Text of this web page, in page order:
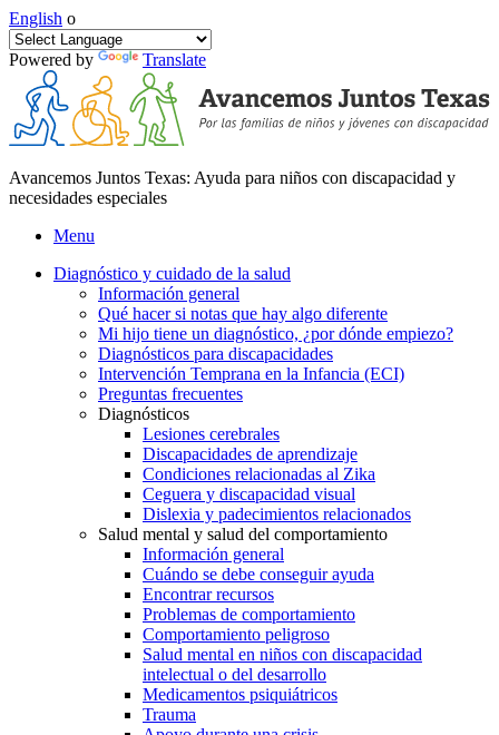
English o
Powered by Translate
Avancemos Juntos Texas: Ayuda para niños con discapacidad y
necesidades especiales
Menu
Diagnóstico y cuidado de la salud
Información general
Qué hacer si notas que hay algo diferente
Mi hijo tiene un diagnóstico, ¿por dónde empiezo?
Diagnósticos para discapacidades
Intervención Temprana en la Infancia (ECI)
Preguntas frecuentes
Diagnósticos
Lesiones cerebrales
Discapacidades de aprendizaje
Condiciones relacionadas al Zika
Ceguera y discapacidad visual
Dislexia y padecimientos relacionados
Salud mental y salud del comportamiento
Información general
Cuándo se debe conseguir ayuda
Encontrar recursos
Problemas de comportamiento
Comportamiento peligroso
Salud mental en niños con discapacidad
intelectual o del desarrollo
Medicamentos psiquiátricos
Trauma